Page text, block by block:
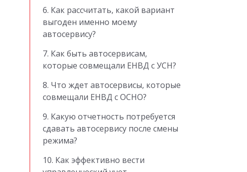
6. Как рассчитать, какой вариант
выгоден именно моему
автосервису?
7. Как быть автосервисам,
которые совмещали ЕНВД с УСН?
8. Что ждет автосервисы, которые
совмещали ЕНВД с ОСНО?
9. Какую отчетность потребуется
сдавать автосервису после смены
режима?
10. Как эффективно вести